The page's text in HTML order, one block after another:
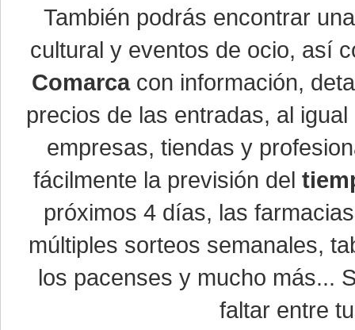
También podrás encontrar
cultural y eventos de ocio, así
Comarcacon información,
precios de las entradas, al
empresas, tiendas y
fácilmente la previsión del
próximos 4 días, las
múltiples sorteos semanales,
los pacenses y mucho más...
faltar entre